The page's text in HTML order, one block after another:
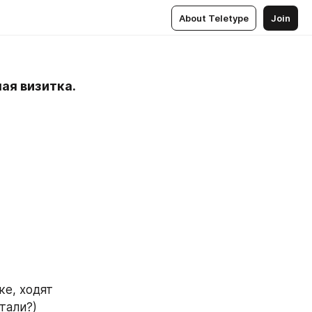
About Teletype Join
визитка.
ходят